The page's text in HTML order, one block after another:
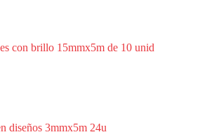
con brillo 15mmx5m de 10 unid